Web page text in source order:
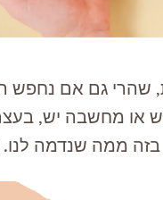
שהרי גם אם
מחשבה יש, בעצם,
בזה ממה שנדמה